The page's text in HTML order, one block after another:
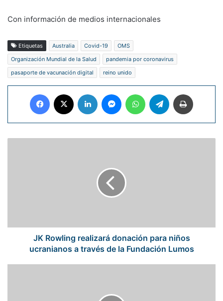
Con información de medios internacionales
Etiquetas Australia Covid-19
OMS
Organización Mundial de la Salud
pandemia por coronavirus
pasaporte de vacunación digital
reino unido
Facebook LinkedIn MessengerWhatsAppTelegram
través
JK Rowling realizará donación para niños
ucranianos a través de la Fundación Lumos